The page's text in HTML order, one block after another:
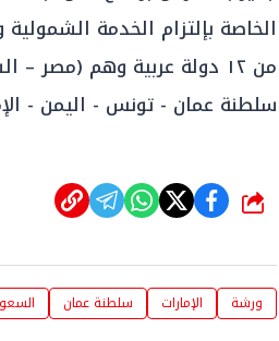
من ١٢ دولة عربية وهم
سلطنة عمان - تونس - اليمن -
شارك
ورشة الإمارات سلطنة عمان